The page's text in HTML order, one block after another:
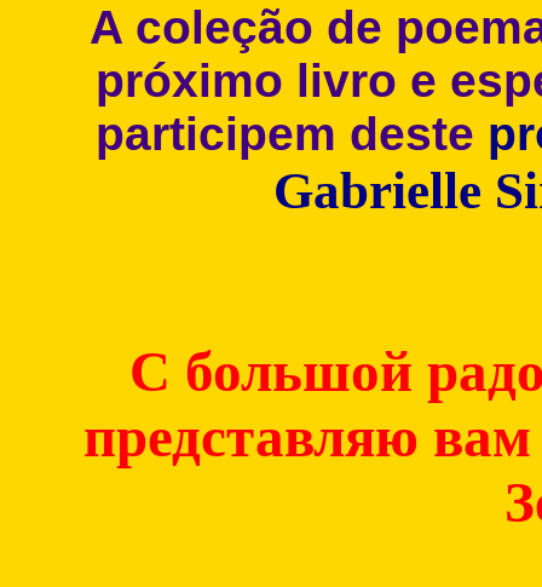
A coleção de
próximo livro e
participem deste
Gabrielle
С большой
представляю